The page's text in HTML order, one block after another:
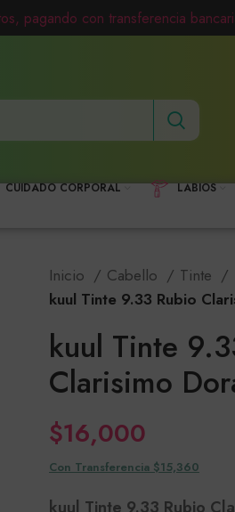
CUIDADO CORPORAL LABIOS
Inicio Cabello
Tinte
kuul Tinte 9.33 Rubio
kuul Tinte
Clarisimo
$16,000
Con Transferencia $15,360
pagando con transferencia